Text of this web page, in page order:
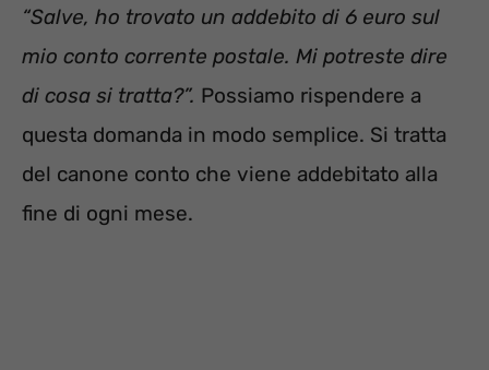
“Salve, ho trovato un addebito di 6 euro sul
mio conto corrente postale. Mi potreste dire
di cosa si tratta?”. Possiamo rispendere a
questa domanda in modo semplice. Si tratta
del canone conto che viene addebitato alla
fine di ogni mese.